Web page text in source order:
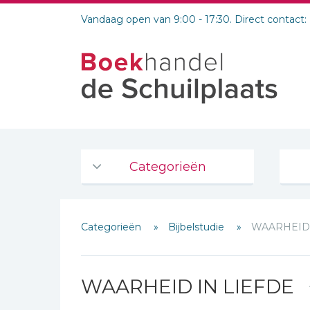
Vandaag open van 9:00 - 17:30. Direct contact:
Categorieën
De Bijbel
Bijbelse Dagboeken 2026
Bijbelstudie groepen
Categorieën Bijbelstudie
WAARHEID IN LIEFDE